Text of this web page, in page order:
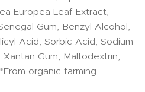
Europea Leaf Extract,
Gum, Benzyl Alcohol,
Acid, Sorbic Acid, Sodium
Gum, Maltodextrin,
organic farming